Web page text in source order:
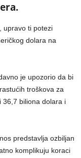
upravo ti potezi
dolara na
je upozorio da bi
troškova za
36,7 biliona dolara i
predstavlja ozbiljan
komplikuju koraci